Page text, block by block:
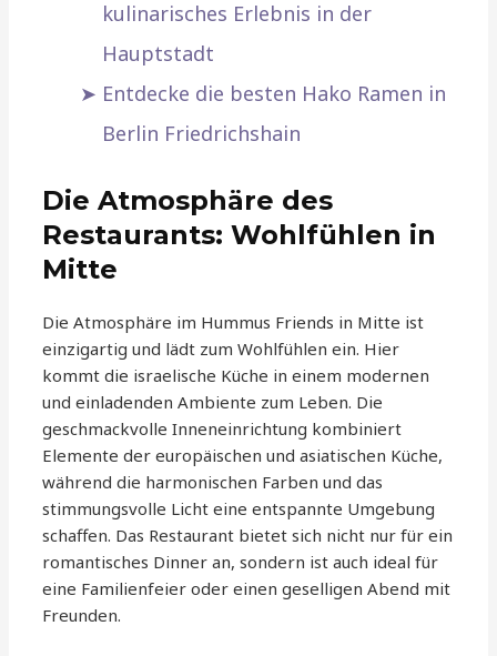
kulinarisches Erlebnis in der
Hauptstadt
Entdecke die besten Hako Ramen in
Berlin Friedrichshain
Die Atmosphäre des
Restaurants: Wohlfühlen in
Mitte
Die Atmosphäre im Hummus Friends in Mitte ist
einzigartig und lädt zum Wohlfühlen ein. Hier
kommt die israelische Küche in einem modernen
und einladenden Ambiente zum Leben. Die
geschmackvolle Inneneinrichtung kombiniert
Elemente der europäischen und asiatischen Küche,
während die harmonischen Farben und das
stimmungsvolle Licht eine entspannte Umgebung
schaffen. Das Restaurant bietet sich nicht nur für ein
romantisches Dinner an, sondern ist auch ideal für
eine Familienfeier oder einen geselligen Abend mit
Freunden.